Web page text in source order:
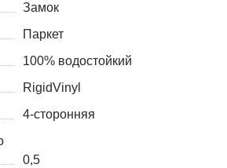
Замок
Паркет
100% водостойкий
RigidVinyl
4-сторонняя
0,5